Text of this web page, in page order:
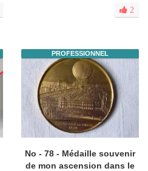
2
PROFESSIONNEL
No - 78 - Médaille souvenir
de mon ascension dans le